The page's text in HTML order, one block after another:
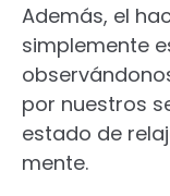
Además, el
simplemente
por nuestros
estado de
mente.